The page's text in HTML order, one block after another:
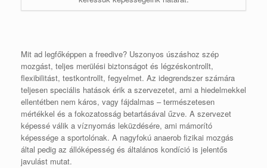
Mit ad legfőképpen a freedive? Uszonyos úszáshoz szép
mozgást, teljes merülési biztonságot és légzéskontrollt,
flexibilitást, testkontrollt, fegyelmet. Az idegrendszer számára
teljesen speciális hatások érik a szervezetet, ami a hiedelmekkel
ellentétben nem káros, vagy fájdalmas – természetesen
mértékkel és a fokozatosság betartásával űzve. A szervezet
képessé válik a víznyomás leküzdésére, ami mámorító
képessége a sportolónak. A nagyfokú anaerob fizikai mozgás
által pedig az állóképesség és általános kondíció is jelentős
javulást mutat.